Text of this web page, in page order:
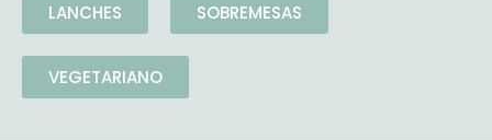
LANCHES SOBREMESAS
VEGETARIANO